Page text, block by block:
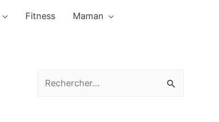
Fitness Maman